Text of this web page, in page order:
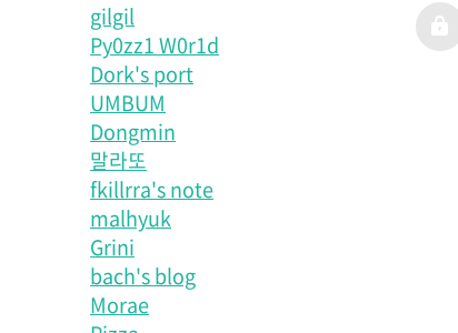
gilgil
Py0zz1 W0r1d
Dork's port
UMBUM
Dongmin
말라또
fkillrra's note
malhyuk
Grini
bach's blog
Morae